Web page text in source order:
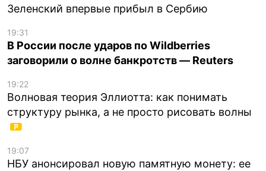
Зеленский впервые прибыл в Сербию
19:31
В России после ударов по Wildberries
заговорили о волне банкротств — Reuters
19:22
Волновая теория Эллиотта: как понимать
структуру рынка, а не просто рисовать волны
19:07
НБУ анонсировал новую памятную монету: ее